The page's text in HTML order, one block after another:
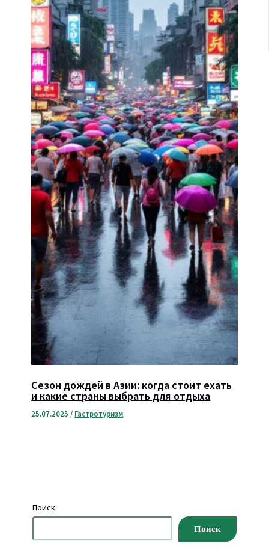
Сезон дождей в Азии: когда стоит ехать
и какие страны выбрать для отдыха
25.07.2025 / Гастротуризм
Поиск
Поиск